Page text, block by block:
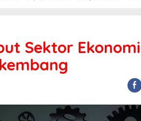
Sektor Ekonomi